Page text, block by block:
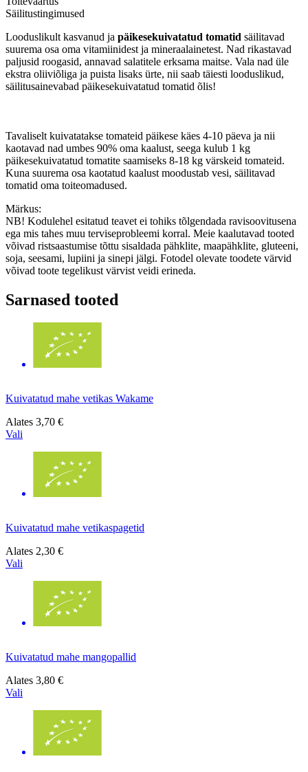
Säilitustingimused
Looduslikult kasvanud ja päikesekuivatatud tomatid säilitavad
suurema osa oma vitamiinidest ja mineraalainetest. Nad rikastavad
paljusid roogasid, annavad salatitele erksama maitse. Vala nad üle
ekstra oliiviõliga ja puista lisaks ürte, nii saab täiesti looduslikud,
säilitusainevabad päikesekuivatatud tomatid õlis!
Tavaliselt kuivatatakse tomateid päikese käes 4-10 päeva ja nii
kaotavad nad umbes 90% oma kaalust, seega kulub 1 kg
päikesekuivatatud tomatite saamiseks 8-18 kg värskeid tomateid.
Kuna suurema osa kaotatud kaalust moodustab vesi, säilitavad
tomatid oma toiteomadused.
Märkus:
NB! Kodulehel esitatud teavet ei tohiks tõlgendada ravisoovitusena
ega mis tahes muu terviseprobleemi korral. Meie kaalutavad tooted
võivad ristsaastumise tõttu sisaldada pähklite, maapähklite, gluteeni,
soja, seesami, lupiini ja sinepi jälgi. Fotodel olevate toodete värvid
võivad toote tegelikust värvist veidi erineda.
Sarnased tooted
Kuivatatud mahe vetikas Wakame
Alates 3,70 €
Vali
Kuivatatud mahe vetikaspagetid
Alates 2,30 €
Vali
Kuivatatud mahe mangopallid
Alates 3,80 €
Vali